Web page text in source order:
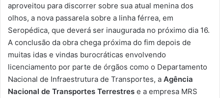
aproveitou para discorrer sobre sua atual menina dos
olhos, a nova passarela sobre a linha férrea, em
Seropédica, que deverá ser inaugurada no próximo dia 16.
A conclusão da obra chega próxima do fim depois de
muitas idas e vindas burocráticas envolvendo
licenciamento por parte de órgãos como o Departamento
Nacional de Infraestrutura de Transportes, a Agência
Nacional de Transportes Terrestres e a empresa MRS